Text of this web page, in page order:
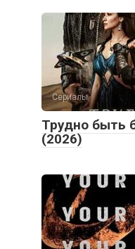
Сериалы
Трудно быть
(2026)
Боевики